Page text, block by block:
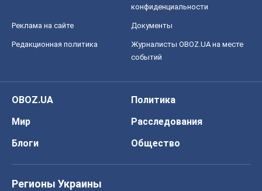
конфиденциальности
Реклама на сайте Документы
Редакционная политика
Журналисты OBOZ.UA на месте
событий
OBOZ.UA
Политика
Мир
Расследования
Блоги
Общество
Регионы Украины